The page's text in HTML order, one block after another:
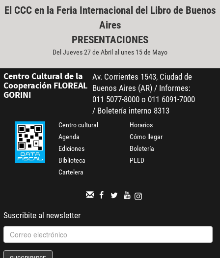
El CCC en la Feria Internacional del Libro de Buenos
Aires
PRESENTACIONES
Del Jueves 27 de Abril al unes 15 de Mayo
Centro Cultural de la
Cooperación FLOREAL
GORINI
Av. Corrientes 1543, Ciudad de
Buenos Aires (AR) / Informes:
011 5077-8000 o 011 6091-7000
/ Boletería interno 8313
Centro cultural
Agenda
Ediciones
Biblioteca
Cartelera
Horarios
Cómo llegar
Boletería
PLED
Suscribite al newsletter